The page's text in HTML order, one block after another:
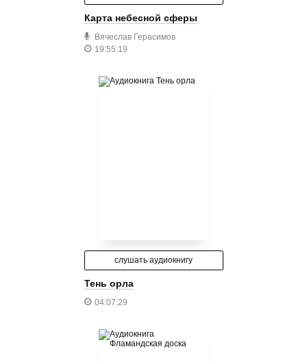
Карта небесной сферы
Вячеслав Герасимов
19:55:19
слушать аудиокнигу
Тень орла
04:07:29